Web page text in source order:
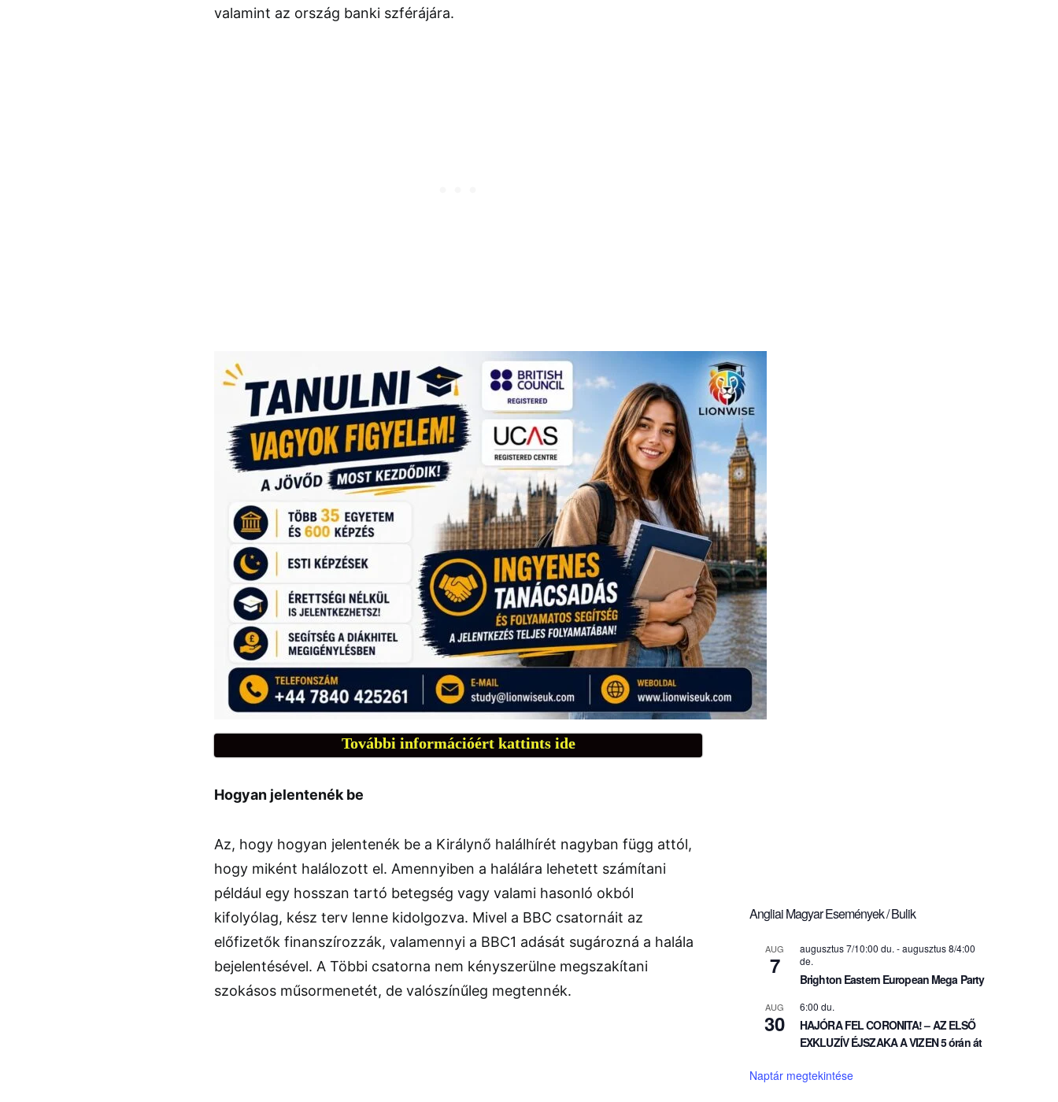
valamint az ország banki szférájára.
További információért kattints ide
Hogyan jelentenék be
Az, hogy hogyan jelentenék be a Királynő halálhírét nagyban függ attól,
hogy miként halálozott el. Amennyiben a halálára lehetett számítani
például egy hosszan tartó betegség vagy valami hasonló okból
kifolyólag, kész terv lenne kidolgozva. Mivel a BBC csatornáit az
előfizetők finanszírozzák, valamennyi a BBC1 adását sugározná a halála
bejelentésével. A Többi csatorna nem kényszerülne megszakítani
szokásos műsormenetét, de valószínűleg megtennék.
Angliai Magyar Események / Bulik
AUG
7
augusztus 7/10:00 du. -augusztus 8/4:00
de.
Brighton Eastern European Mega Party
AUG
30
6:00 du.
HAJÓRA FEL CORONITA! – AZ ELSŐ
EXKLUZÍV ÉJSZAKA A VIZEN 5 órán át
Naptár megtekintése